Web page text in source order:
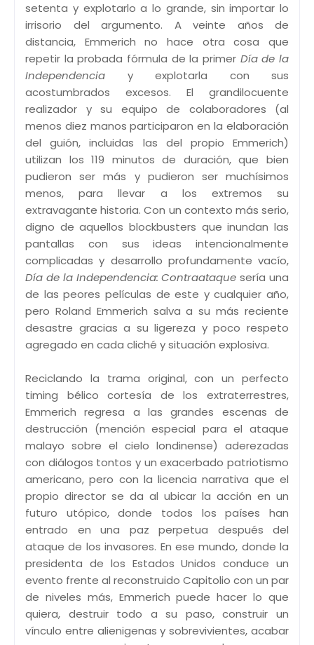
setenta y explotarlo a lo grande, sin importar lo
irrisorio del argumento. A veinte años de
distancia, Emmerich no hace otra cosa que
repetir la probada fórmula de la primer Día de la
Independencia y explotarla con sus
acostumbrados excesos. El grandilocuente
realizador y su equipo de colaboradores (al
menos diez manos participaron en la elaboración
del guión, incluidas las del propio Emmerich)
utilizan los 119 minutos de duración, que bien
pudieron ser más y pudieron ser muchísimos
menos, para llevar a los extremos su
extravagante historia. Con un contexto más serio,
digno de aquellos blockbusters que inundan las
pantallas con sus ideas intencionalmente
complicadas y desarrollo profundamente vacío,
Día de la Independencia: Contraataque sería una
de las peores películas de este y cualquier año,
pero Roland Emmerich salva a su más reciente
desastre gracias a su ligereza y poco respeto
agregado en cada cliché y situación explosiva.
Reciclando la trama original, con un perfecto
timing bélico cortesía de los extraterrestres,
Emmerich regresa a las grandes escenas de
destrucción (mención especial para el ataque
malayo sobre el cielo londinense) aderezadas
con diálogos tontos y un exacerbado patriotismo
americano, pero con la licencia narrativa que el
propio director se da al ubicar la acción en un
futuro utópico, donde todos los países han
entrado en una paz perpetua después del
ataque de los invasores. En ese mundo, donde la
presidenta de los Estados Unidos conduce un
evento frente al reconstruido Capitolio con un par
de niveles más, Emmerich puede hacer lo que
quiera, destruir todo a su paso, construir un
vínculo entre alienigenas y sobrevivientes, acabar